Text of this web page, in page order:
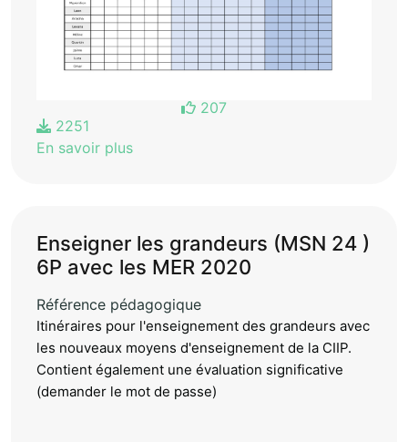
207
2251
En savoir plus
Enseigner les grandeurs (MSN 24 )
6P avec les MER 2020
Référence pédagogique
Itinéraires pour l'enseignement des grandeurs avec
les nouveaux moyens d'enseignement de la CIIP.
Contient également une évaluation significative
(demander le mot de passe)